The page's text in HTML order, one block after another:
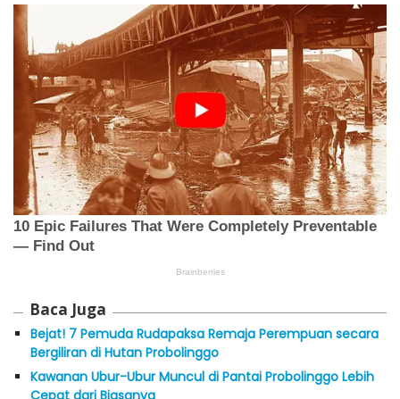
Baca Juga
Bejat! 7 Pemuda Rudapaksa Remaja Perempuan secara
Bergiliran di Hutan Probolinggo
Kawanan Ubur-Ubur Muncul di Pantai Probolinggo Lebih
Cepat dari Biasanya